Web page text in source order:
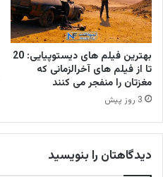
بهترین فیلم های دیستوپیایی: 20
تا از فیلم های آخرالزمانی که
مغزتان را منفجر می کنند
3 روز پیش
دیدگاهتان را بنویسید